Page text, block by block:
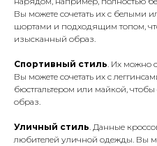
Вы можете сочетать их с
шортами и подходящим топом,
изысканный образ.
Спортивный стиль. Их можно
Вы можете сочетать их с
бюстгальтером или майкой,
образ.
Уличный стиль. Данные
любителей уличной одежды. Вы